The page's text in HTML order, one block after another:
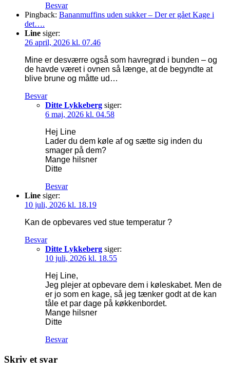
Besvar
Pingback: Bananmuffins uden sukker – Der er gået Kage i
det….
Line siger:
26 april, 2026 kl. 07.46
Mine er desværre også som havregrød i bunden – og
de havde været i ovnen så længe, at de begyndte at
blive brune og måtte ud…
Besvar
Ditte Lykkeberg siger:
6 maj, 2026 kl. 04.58
Hej Line
Lader du dem køle af og sætte sig inden du
smager på dem?
Mange hilsner
Ditte
Besvar
Line siger:
10 juli, 2026 kl. 18.19
Kan de opbevares ved stue temperatur ?
Besvar
Ditte Lykkeberg siger:
10 juli, 2026 kl. 18.55
Hej Line,
Jeg plejer at opbevare dem i køleskabet. Men de
er jo som en kage, så jeg tænker godt at de kan
tåle et par dage på køkkenbordet.
Mange hilsner
Ditte
Besvar
Skriv et svar